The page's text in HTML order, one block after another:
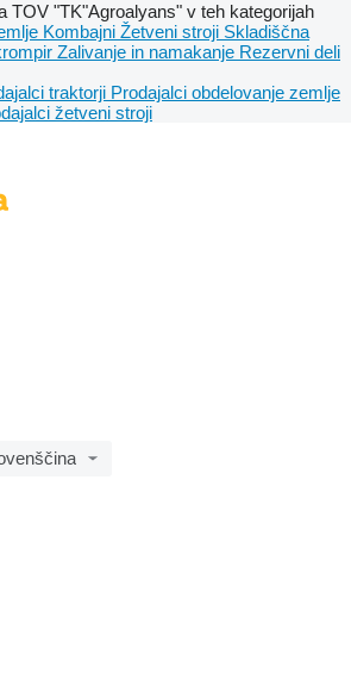
TOV "TK"Agroalyans" v teh kategorijah
Kombajni Žetveni stroji Skladiščna
Zalivanje in namakanje Rezervni deli
traktorji Prodajalci obdelovanje zemlje
žetveni stroji